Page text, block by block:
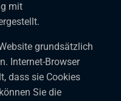
mit
grundsätzlich
Internet-Browser
dass sie Cookies
Sie die